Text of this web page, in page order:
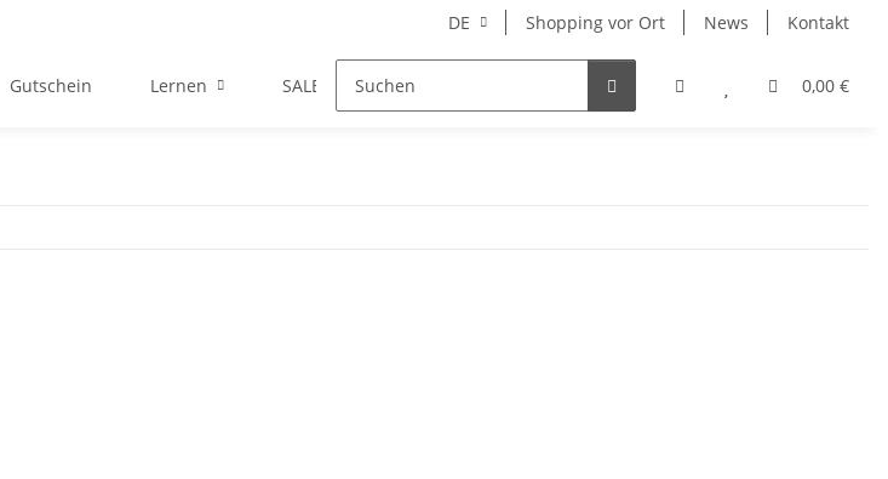
DE Shopping vor Ort News Kontakt
0,00 €
Gutschein Lernen SALE Hersteller